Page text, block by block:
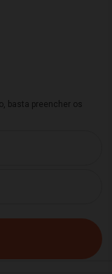
basta preencher os